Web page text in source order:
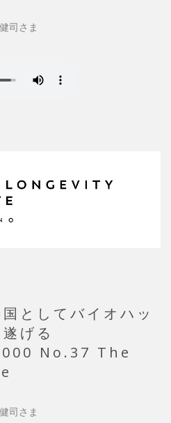
司さま
としてバイオハッ
げる
No.37 The
司さま